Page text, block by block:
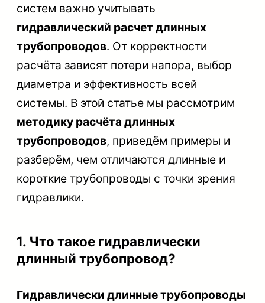
систем важно учитывать
гидравлический расчет длинных
трубопроводов. От корректности
расчёта зависят потери напора, выбор
диаметра и эффективность всей
системы. В этой статье мы рассмотрим
методику расчёта длинных
трубопроводов, приведём примеры и
разберём, чем отличаются длинные и
короткие трубопроводы с точки зрения
гидравлики.
1. Что такое гидравлически
длинный трубопровод?
Гидравлически длинные трубопроводы